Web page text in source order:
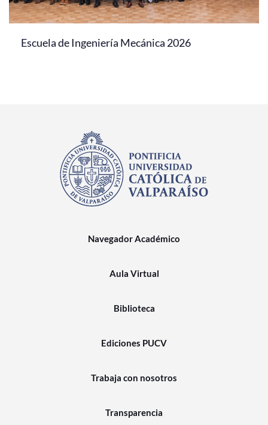
Escuela de Ingeniería Mecánica 2026
Navegador Académico
Aula Virtual
Biblioteca
Ediciones PUCV
Trabaja con nosotros
Transparencia